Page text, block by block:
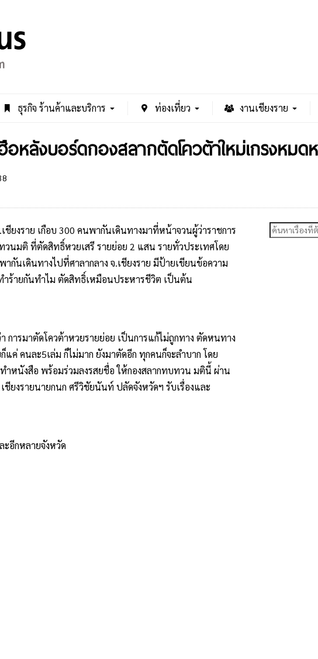
ธุรกิจ ร้านค้าและบริการ ท่องเที่ยว งานเชียงราย
หลังบอร์ดกองสลากตัดโควต้าใหม่เกรงหม
ชียงราย เกือบ 300 คนพากันเดินทางมาที่หน้าจวนผู้ว่าราชการ
วนมติ ที่ตัดสิทธิ์หวยเสรี รายย่อย 2 แสน รายทั่วประเทศโดย
กันเดินทางไปที่ศาลากลาง จ.เชียงราย มีป้ายเขียนข้อความ
ำร้ายกันทำไม ตัดสิทธิ์เหมือนประหารชีวิต เป็นต้น
การมาตัดโควต้าหวยรายย่อย เป็นการแก้ไม่ถูกทาง ตัดหนทาง
คนละ5เล่ม ก็ไม่มาก ยังมาตัดอีก ทุกคนก็จะลำบาก โดย
ำหนังสือ พร้อมร่วมลงรสยชื่อ ให้กองสลากทบทวน มตินี้ ผ่าน
ชียงรายนายกนก ศรีวิชัยนันท์ ปลัดจังหวัดฯ รับเรื่องและ
อีกหลายจังหวัด
ค้นหา